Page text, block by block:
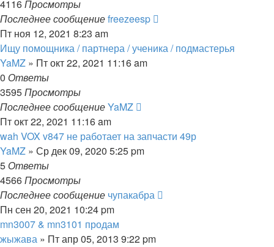
4116Просмотры
Последнее сообщениеfreezeesp
Пт ноя 12, 2021 8:23 am
Ищу помощника / партнера / ученика / подмастерья
YaMZ » Пт окт 22, 2021 11:16 am
0 Ответы
3595Просмотры
Последнее сообщениеYaMZ
Пт окт 22, 2021 11:16 am
wah VOX v847 не работает на запчасти 49р
YaMZ » Ср дек 09, 2020 5:25 pm
5 Ответы
4566Просмотры
Последнее сообщение чупакабра
Пн сен 20, 2021 10:24 pm
mn3007 & mn3101 продам
жыжава » Пт апр 05, 2013 9:22 pm